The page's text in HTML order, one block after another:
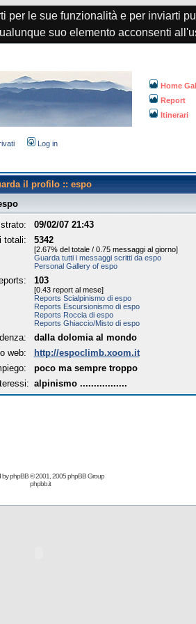
le sue funzionalità e per inviarti
suo elemento acconsenti
Home
Report
Itinerari
Log in
il profilo :: espo
09/02/07 21:43
totali:
5342
[2.67% del totale / 0.75 messaggi al giorno]
Guarda tutti i messaggi scritti da espo
Personal Gallery of espo
103
[0.43 report al mese]
Reports Scialpinismo di espo
Reports Escursionismo di espo
Reports Roccia di espo
Reports Ghiaccio/Misto di espo
dalla dolomia al mondo
web:
http://espoclimb.xoom.it
poco ma sempre troppo
alpinismo .................
byphpBB© 2001, 2005 phpBB Group
phpbb.it